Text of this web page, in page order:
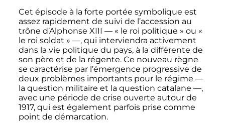
Cet épisode à la forte portée symbolique est
assez rapidement de suivi de l’accession au
trône d’Alphonse XIII — « le roi politique » ou «
le roi soldat » —, qui interviendra activement
dans la vie politique du pays, à la différente de
son père et de la régente. Ce nouveau règne
se caractérise par l’émergence progressive de
deux problèmes importants pour le régime —
la question militaire et la question catalane —,
avec une période de crise ouverte autour de
1917, qui est également parfois prise comme
point de démarcation.